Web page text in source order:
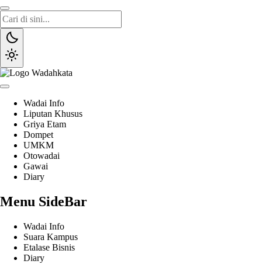
Wadai Info
Liputan Khusus
Griya Etam
Dompet
UMKM
Otowadai
Gawai
Diary
Menu SideBar
Wadai Info
Suara Kampus
Etalase Bisnis
Diary